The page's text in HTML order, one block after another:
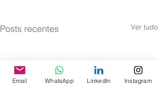
Posts recentes Ver tudo
Email WhatsApp LinkedIn Instagram